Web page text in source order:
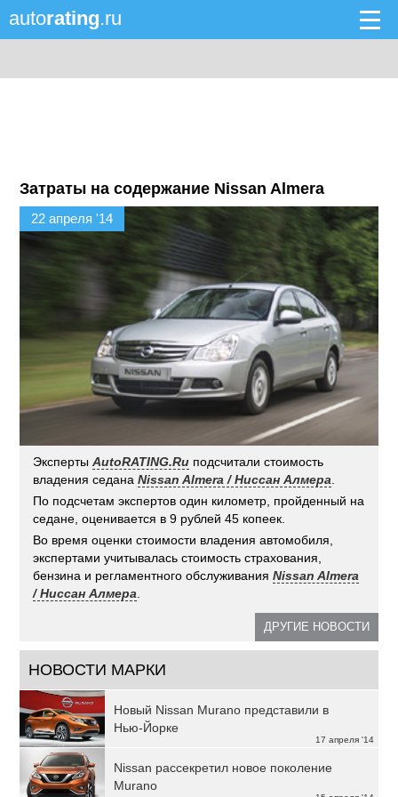
autorating.ru
Затраты на содержание Nissan Almera
22 апреля '14
ЭкспертыAutoRATING.Ru подсчитали стоимость
владения седанаNissan Almera / Ниссан Алмера
По подсчетам экспертов один километр, пройденный на
седане, оценивается в 9 рублей 45 копеек.
Во время оценки стоимости владения автомобиля,
экспертами учитывалась стоимость страхования,
бензина и регламентного обслуживанияNissan Almera
/ Ниссан Алмера
ДРУГИЕ НОВОСТИ
НОВОСТИ МАРКИ
17 апреля '14
Новый Nissan Murano представили в
Нью-Йорке
Nissan рассекретил новое поколение
Murano